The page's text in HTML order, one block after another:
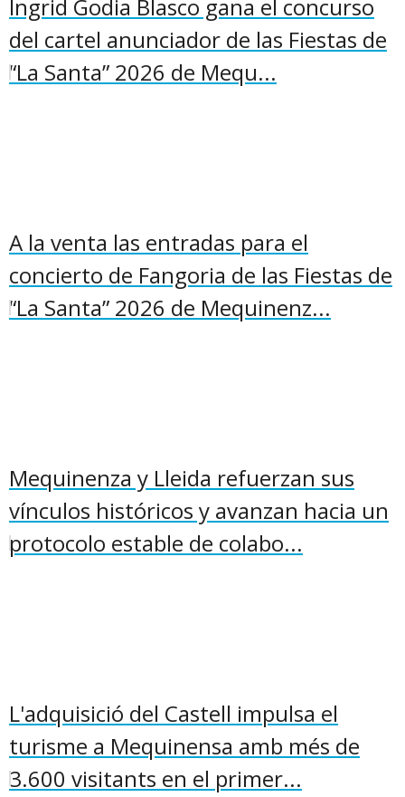
Ingrid Godia Blasco gana el concurso
del cartel anunciador de las Fiestas de
“La Santa” 2026 de Mequ...
A la venta las entradas para el
concierto de Fangoria de las Fiestas de
“La Santa” 2026 de Mequinenz...
Mequinenza y Lleida refuerzan sus
vínculos históricos y avanzan hacia un
protocolo estable de colabo...
L'adquisició del Castell impulsa el
turisme a Mequinensa amb més de
3.600 visitants en el primer...